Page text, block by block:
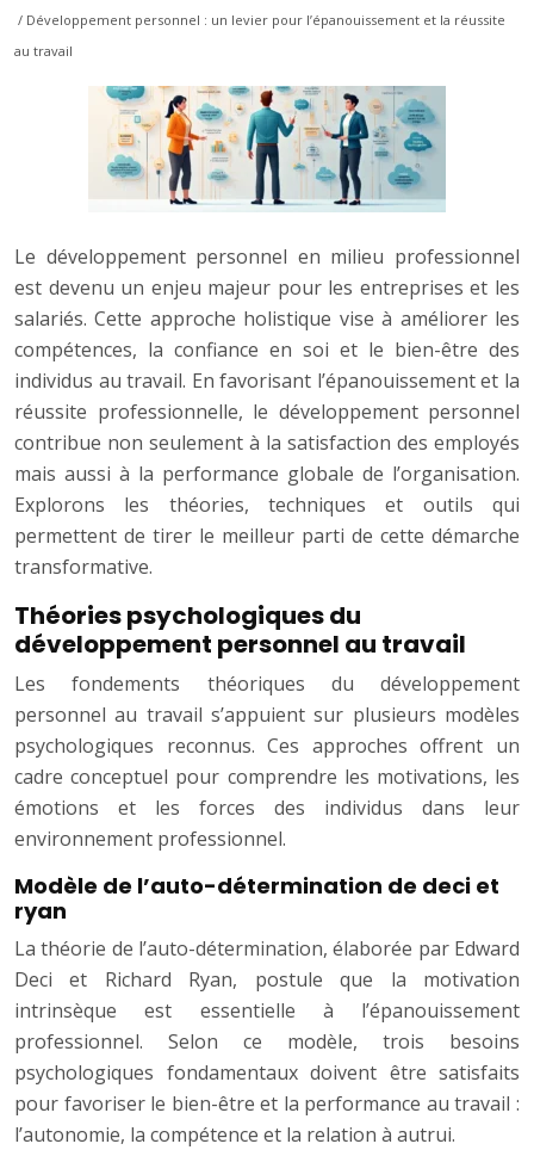
/ Développement personnel : un levier pour l’épanouissement et la réussite
au travail
Le développement personnel en milieu professionnel
est devenu un enjeu majeur pour les entreprises et les
salariés. Cette approche holistique vise à améliorer les
compétences, la confiance en soi et le bien-être des
individus au travail. En favorisant l’épanouissement et la
réussite professionnelle, le développement personnel
contribue non seulement à la satisfaction des employés
mais aussi à la performance globale de l’organisation.
Explorons les théories, techniques et outils qui
permettent de tirer le meilleur parti de cette démarche
transformative.
Théories psychologiques du
développement personnel au travail
Les fondements théoriques du développement
personnel au travail s’appuient sur plusieurs modèles
psychologiques reconnus. Ces approches offrent un
cadre conceptuel pour comprendre les motivations, les
émotions et les forces des individus dans leur
environnement professionnel.
Modèle de l’auto-détermination de deci et
ryan
La théorie de l’auto-détermination, élaborée par Edward
Deci et Richard Ryan, postule que la motivation
intrinsèque est essentielle à l’épanouissement
professionnel. Selon ce modèle, trois besoins
psychologiques fondamentaux doivent être satisfaits
pour favoriser le bien-être et la performance au travail :
l’autonomie, la compétence et la relation à autrui.